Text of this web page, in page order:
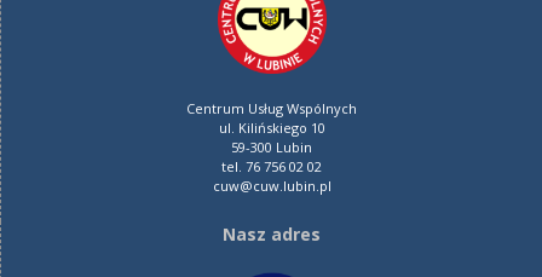
Centrum Usług Wspólnych
ul. Kilińskiego 10
59-300 Lubin
tel. 76 756 02 02
cuw@cuw.lubin.pl
Nasz adres